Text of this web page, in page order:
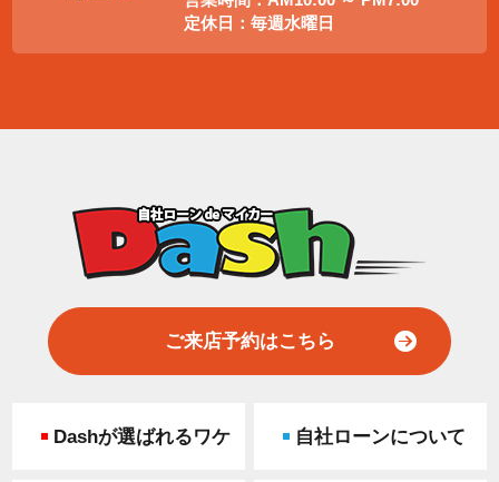
定休日：毎週水曜日
ご来店予約はこちら
Dashが選ばれるワケ 自社ローンについて